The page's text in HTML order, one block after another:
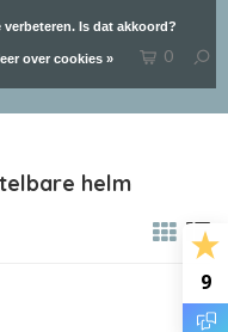
9
0
helm
Is dat akkoord?
over cookies »